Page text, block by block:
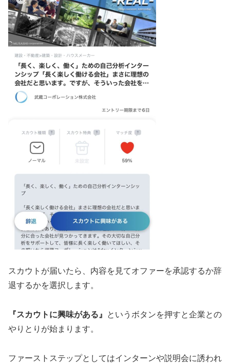
スカウトが届いたら、内容を見てオファーを承認するか辞
退するかを選択します。
『スカウトに興味がある』
というボタンを押すと企業との
やりとりが始まります。
ファーストステップとしてはインターンや説明会に誘われ